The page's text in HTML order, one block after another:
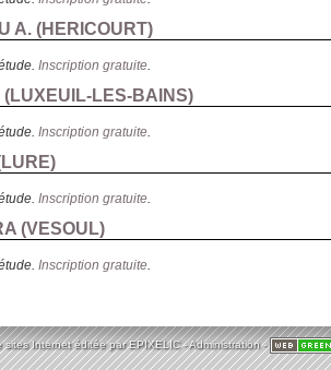
A. (HERICOURT)
Inscription gratuite.
(LUXEUIL-LES-BAINS)
Inscription gratuite.
LURE)
Inscription gratuite.
(VESOUL)
Inscription gratuite.
sites Internet éditée parEPIXELIC-Administration-